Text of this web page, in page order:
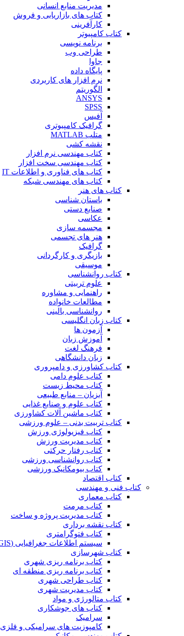
مدیریت منابع انسانی
کتاب های بازاریابی و فروش
کارآفرینی
کتاب کامپیوتر
برنامه نویسی
طراحی وب
جاوا
پایگاه داده
نرم افزار های کاربردی
الگوریتم
ANSYS
SPSS
آفیس
گرافیک کامپیوتری
متلب MATLAB
نقشه کشی
کتاب مهندسی نرم افزار
کتاب مهندسی سخت افزار
کتاب های فناوری و اطلاعات IT
کتاب های مهندسی شبکه
کتاب های هنر
باستان شناسی
صنایع دستی
عکاسی
مجسمه سازی
هنر های تجسمی
گرافیک
بازیگری و کارگردانی
موسیقی
کتاب روانشناسی
علوم تربیتی
راهنمایی و مشاوره
مطالعات خانواده
روانشناسی بالینی
کتاب زبان انگلیسی
آزمون ها
آموزش زبان
فرهنگ لغت
زبان دانشگاهی
کتاب کشاورزی و دامپروری
کتاب علوم دامی
کتاب محیط زیست
آبزیان – منابع طبیعی
کتاب علوم و صنایع غذایی
کتاب ماشین آلات کشاورزی
کتاب تربیت بدنی – علوم ورزشی
کتاب فیزیولوژی ورزش
کتاب مدیریت ورزش
کتاب رفتار حرکتی
کتاب روانشناسی ورزشی
کتاب بیومکانیک ورزشی
کتاب اقتصاد
کتاب فنی و مهندسی
کتاب معماری
کتاب مرمت
کتاب مدیریت پروژه و ساخت
کتاب نقشه برداری
کتاب فتوگرامتری
سیستم اطلاعات جغرافیایی (GIS)
کتاب شهرسازی
کتاب برنامه ریزی شهری
کتاب برنامه ریزی منطقه ای
کتاب طراحی شهری
کتاب مدیریت شهری
کتاب متالورژی و مواد
کتاب های جوشکاری
سرامیک
کامپوزیت های سرامیکی و فلزی